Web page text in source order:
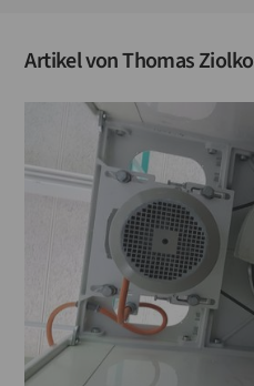
Artikel vonThomas Ziolko